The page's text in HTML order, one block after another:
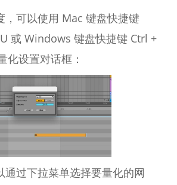
，可以使用 Mac 键盘快捷键
或 Windows 键盘快捷键 Ctrl +
化设置对话框：
通过下拉菜单选择要量化的网